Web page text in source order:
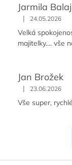
Jarmila
| 24.05.2026
Velká
majitelky.... vše
Jan Brožek
| 23.06.2026
Vše super,